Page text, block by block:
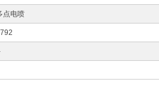
点电喷